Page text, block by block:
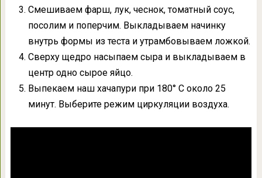
Смешиваем фарш, лук, чеснок, томатный соус,
посолим и поперчим. Выкладываем начинку
внутрь формы из теста и утрамбовываем ложкой.
Сверху щедро насыпаем сыра и выкладываем в
центр одно сырое яйцо.
Выпекаем наш хачапури при 180° C около 25
минут. Выберите режим циркуляции воздуха.